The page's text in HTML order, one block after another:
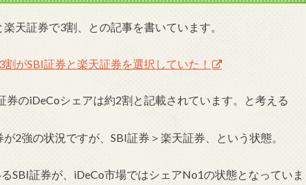
天証券で3割、との記事を書いています。
がSBI証券と楽天証券を選択していた！
のiDeCoシェアは約2割と記載されています。と考える
2強の状況ですが、SBI証券＞楽天証券、という状態。
SBI証券が、iDeCo市場ではシェアNo1の状態となっていま